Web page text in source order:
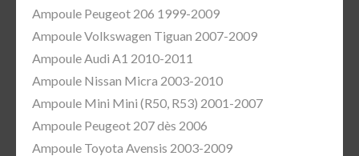
Ampoule Peugeot 206 1999-2009
Ampoule Volkswagen Tiguan 2007-2009
Ampoule Audi A1 2010-2011
Ampoule Nissan Micra 2003-2010
Ampoule Mini Mini (R50, R53) 2001-2007
Ampoule Peugeot 207 dès 2006
Ampoule Toyota Avensis 2003-2009